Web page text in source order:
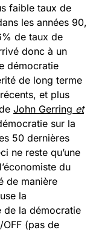
faible taux de
les années 90,
de taux de
donc à un
démocratie
de long terme
et plus
John Gerring et
sur la
50 dernières
ne reste qu’une
du
de manière
la
de la démocratie
(pas de